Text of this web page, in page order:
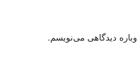
دیدگاهی می‌نویسم.